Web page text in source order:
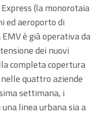
(la monorotaia
ed aeroporto di
è già operativa da
dei nuovi
completa copertura
quattro aziende
settimana, i
linea urbana sia a